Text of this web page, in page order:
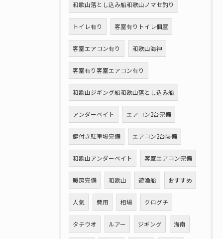
和歌山落とし込み船和歌山ノマセ釣り
トイレ有り 客室有りトイレ個室
客室エアコン有り 和歌山海神
客室有り客室エアコン有り
和歌山ジギング船和歌山落とし込み船
アンダーベイト エアコン2台完備
鍵付き駐車場完備 エアコン2台装備
和歌山アンダーベイト 客室エアコン完備
暖房完備 和歌山 遊漁船 おすすめ
人気 費用 相場 クログチ
タチウオ ルアー ジギング 海南